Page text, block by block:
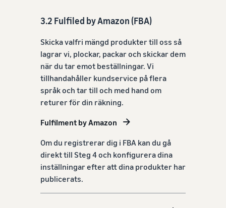
3.2 Fulfiled by Amazon (FBA)
Skicka valfri mängd produkter till oss så
lagrar vi, plockar, packar och skickar dem
när du tar emot beställningar. Vi
tillhandahåller kundservice på flera
språk och tar till och med hand om
returer för din räkning.
Fulfilment by Amazon
Om du registrerar dig i FBA kan du gå
direkt till Steg 4 och konfigurera dina
inställningar efter att dina produkter har
publicerats.